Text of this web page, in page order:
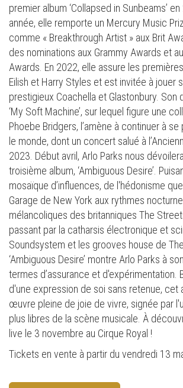
premier album ‘Collapsed in Sunbeams’
année, elle remporte un Mercury Music
comme « Breakthrough Artist » aux Brit
des nominations aux Grammy Awards et
Awards. En 2022, elle assure les
Eilish et Harry Styles et est invitée à jouer
prestigieux Coachella et Glastonbury. Son
‘My Soft Machine’, sur lequel figure une
Phoebe Bridgers, l’amène à continuer à
le monde, dont un concert salué à
2023. Début avril, Arlo Parks nous
troisième album, ‘Ambiguous Desire’.
mosaïque d’influences, de l'hédonisme
Garage de New York aux rythmes
mélancoliques des britanniques The
passant par la catharsis électronique et
Soundsystem et les grooves house de
‘Ambiguous Desire’ montre Arlo Parks à
termes d’assurance et d'expérimentation.
d'une expression de soi sans retenue, cet
œuvre pleine de joie de vivre, signée par
plus libres de la scène musicale. À
live le 3 novembre au Cirque Royal !
Tickets en vente à partir du vendredi 13